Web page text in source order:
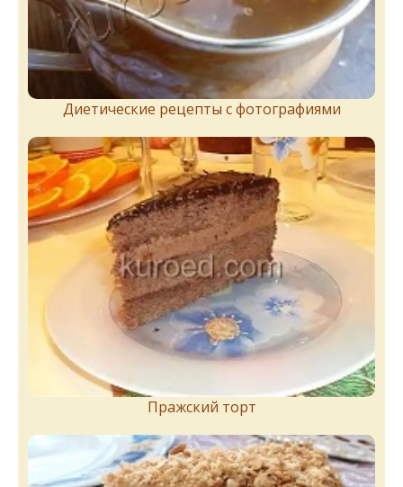
Диетические рецепты с фотографиями
Пражский торт